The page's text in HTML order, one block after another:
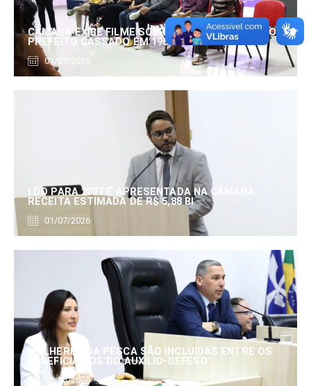
CÂMARA EXIBE FILME SOBRE EDUARDO SERRANO,
PREFEITO CASSADO EM 1960
01/07/2026
LDO PARA 2027 É APRESENTADA NA CÂMARA:
RECEITA ESTIMADA DE R$ 5,88 BI
01/07/2026
MULHERES DA PESCA SÃO INCLUÍDAS ENTRE OS
BENEFICIÁRIOS DO AUXÍLIO-DEFESO
30/06/2026